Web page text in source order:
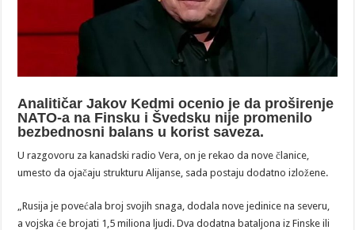
Analitičar Jakov Kedmi ocenio je da proširenje
NATO-a na Finsku i Švedsku nije promenilo
bezbednosni balans u korist saveza.
U razgovoru za kanadski radio Vera, on je rekao da nove članice,
umesto da ojačaju strukturu Alijanse, sada postaju dodatno izložene.
„Rusija je povećala broj svojih snaga, dodala nove jedinice na severu,
a vojska će brojati 1,5 miliona ljudi. Dva dodatna bataljona iz Finske ili